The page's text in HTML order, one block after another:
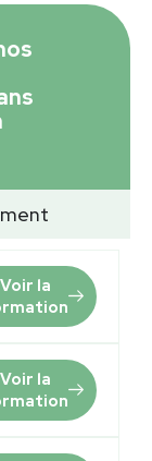
Voir la
Voir la